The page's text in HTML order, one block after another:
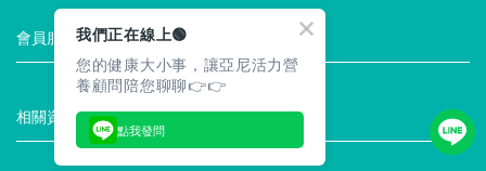
會員服務
最新消息 註冊會員
試用索取 服務說明
相關資訊
常見問題 隱私權聲明
企業徵才 安全保證
合作提案
我們正在線上🟢
您的健康大小事，讓亞尼活力營
養顧問陪您聊聊👉👉
點我發問